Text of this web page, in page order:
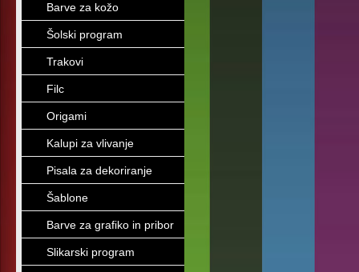
Barve za kožo
Šolski program
Trakovi
Filc
Origami
Kalupi za vlivanje
Pisala za dekoriranje
Šablone
Barve za grafiko in pribor
Slikarski program